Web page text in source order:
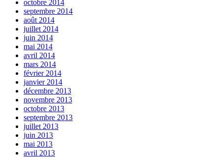
octobre 2014
septembre 2014
août 2014
juillet 2014
juin 2014
mai 2014
avril 2014
mars 2014
février 2014
janvier 2014
décembre 2013
novembre 2013
octobre 2013
septembre 2013
juillet 2013
juin 2013
mai 2013
avril 2013